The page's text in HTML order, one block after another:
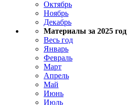
Октябрь
Ноябрь
Декабрь
Материалы за 2025 год
Весь год
Январь
Февраль
Март
Апрель
Май
Июнь
Июль